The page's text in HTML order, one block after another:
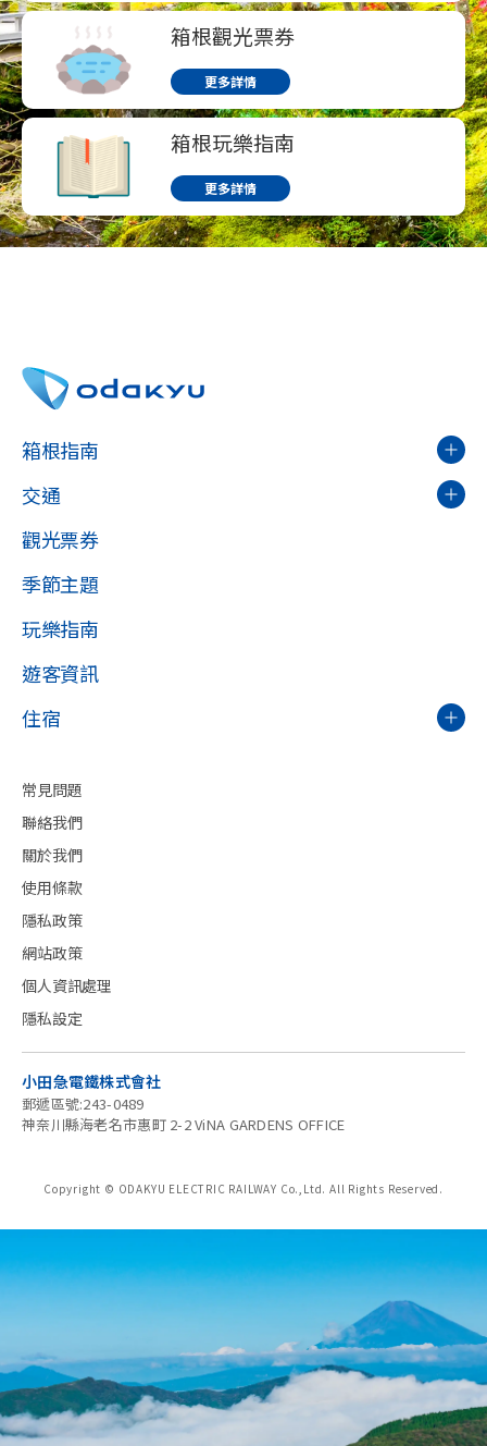
箱根觀光票券
更多詳情
箱根玩樂指南
更多詳情
箱根指南
交通
觀光票券
季節主題
玩樂指南
遊客資訊
住宿
常見問題
聯絡我們
關於我們
使用條款
隱私政策
網站政策
個人資訊處理
隱私設定
小田急電鐵株式會社
郵遞區號:243-0489
神奈川縣海老名市惠町 2-2 ViNA GARDENS OFFICE
Copyright © ODAKYU ELECTRIC RAILWAY Co.,Ltd. All Rights Reserved.